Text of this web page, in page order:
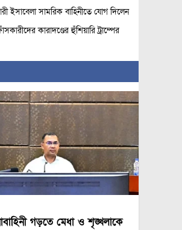
ইসাবেলা সামরিক বাহিনীতে যোগ দিলেন
কারাদণ্ডের হুঁশিয়ারি ট্রাম্পের
গড়তে মেধা ও শৃঙ্খলাকে